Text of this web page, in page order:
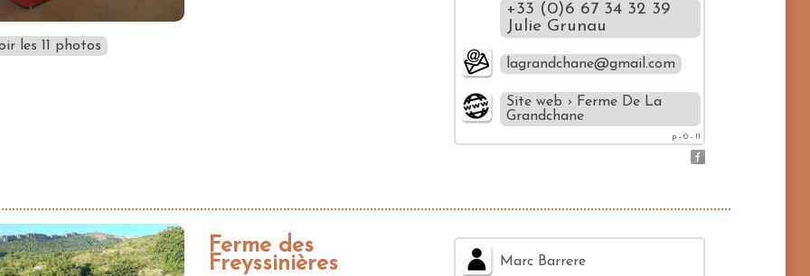
les 11 photos
+33 (0)6 67 34 32 39
Julie Grunau
lagrandchane@gmail.com
Site web › Ferme De La
Grandchane
p - 0 - 11
Ferme des
Freyssinières
Marc Barrere